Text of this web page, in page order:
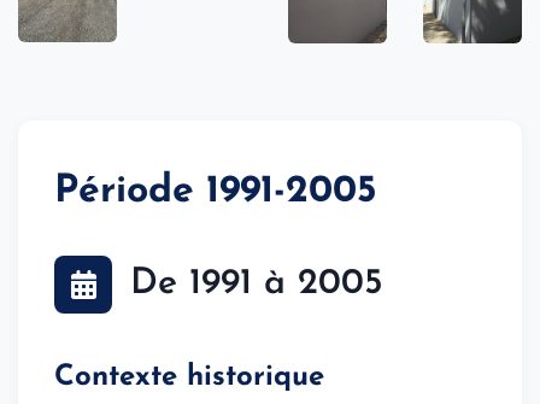
Période 1991-2005
De 1991 à 2005
Contexte historique